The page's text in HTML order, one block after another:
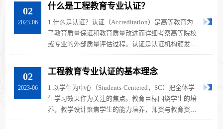
02
2023-06
什么是工程教育专业认证？
1.什么是认证？认证（Accreditation）是高等教育为
了教育质量保证和教育质量改进而详细考察高等院校
或专业的外部质量评估过程。认证是认证机构颁发给
高校或专业的一种标志，证明其...
02
2023-06
工程教育专业认证的基本理念
1.以学生为中心（Students-Centered，SC）把全体学
生学习效果作为关注的焦点。教育目标围绕学生的培
养，教学设计聚焦学生的能力培养，师资与教育资源
满足学生学习效果的达成，教学...